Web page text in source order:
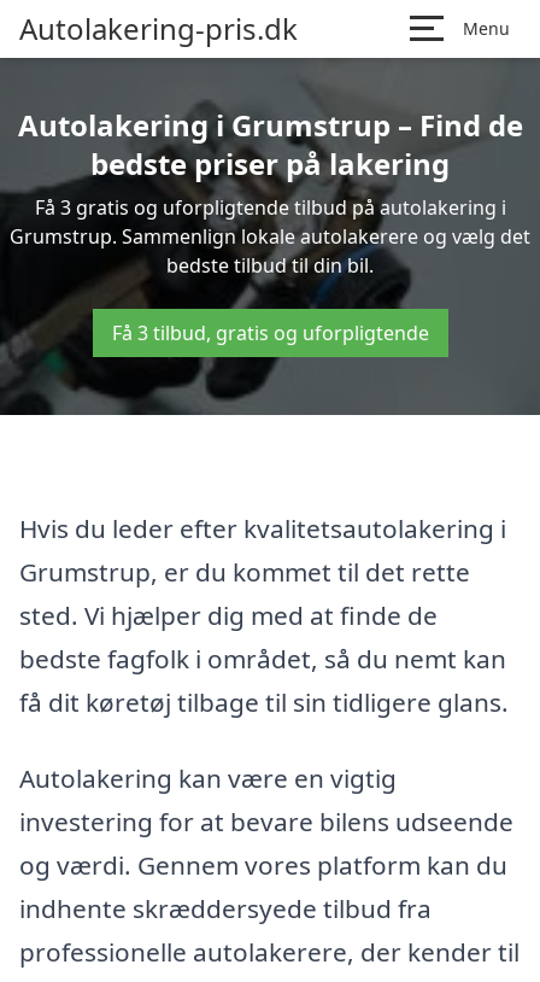
Autolakering-pris.dk Menu
Autolakering i Grumstrup – Find de
bedste priser på lakering
Få 3 gratis og uforpligtende tilbud på autolakering i
Grumstrup. Sammenlign lokale autolakerere og vælg det
bedste tilbud til din bil.
Få 3 tilbud, gratis og uforpligtende
Hvis du leder efter kvalitetsautolakering i
Grumstrup, er du kommet til det rette
sted. Vi hjælper dig med at finde de
bedste fagfolk i området, så du nemt kan
få dit køretøj tilbage til sin tidligere glans.
Autolakering kan være en vigtig
investering for at bevare bilens udseende
og værdi. Gennem vores platform kan du
indhente skræddersyede tilbud fra
professionelle autolakerere, der kender til